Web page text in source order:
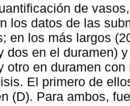
de
los datos de las
en los más largos
dos en el duramen)
otro en duramen
El primero de
(D). Para ambos,